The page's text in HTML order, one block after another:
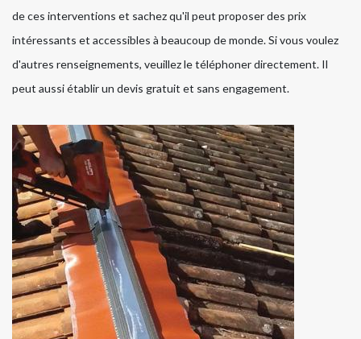
de ces interventions et sachez qu'il peut proposer des prix
intéressants et accessibles à beaucoup de monde. Si vous voulez
d'autres renseignements, veuillez le téléphoner directement. Il
peut aussi établir un devis gratuit et sans engagement.